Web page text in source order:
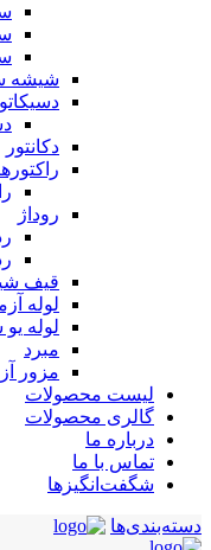
شیشه
دکانتور
روداژ
قیف
لوله
لوله
مبرد
مزور
لیست محصولات
گالری محصولات
درباره ما
تماس با ما
شگفت‌انگیزها
دسته‌بندی‌ها